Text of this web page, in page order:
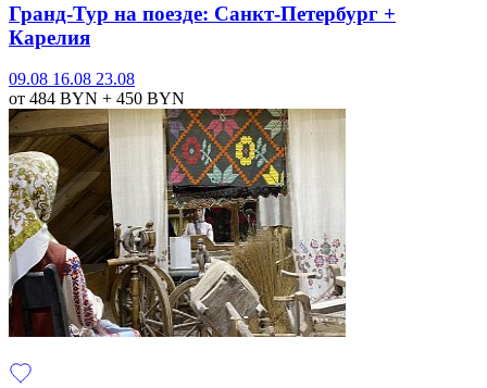
Гранд-Тур на поезде: Санкт-Петербург +
Карелия
09.08 16.08 23.08
от 484 BYN + 450 BYN